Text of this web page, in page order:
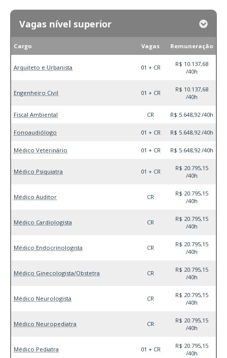
Vagas nível superior
Cargo Vagas Remuneração
Arquiteto e Urbanista 01 + CR
R$ 10.137,68
/40h
Engenheiro Civil 01 + CR
R$ 10.137,68
/40h
Fiscal Ambiental CR R$ 5.648,92 /40h
Fonoaudiólogo 01 + CR R$ 5.648,92 /40h
Médico Veterinário 01 + CR R$ 5.648,92 /40h
Médico Psiquiatra 01 + CR
R$ 20.795,15
/40h
Médico Auditor CR
R$ 20.795,15
/40h
Médico Cardiologista CR
R$ 20.795,15
/40h
Médico Endocrinologista CR
R$ 20.795,15
/40h
Médico Ginecologista/Obstetra CR
R$ 20.795,15
/40h
Médico Neurologista CR
R$ 20.795,15
/40h
Médico Neuropediatra CR
R$ 20.795,15
/40h
Médico Pediatra 01 + CR
R$ 20.795,15
/40h